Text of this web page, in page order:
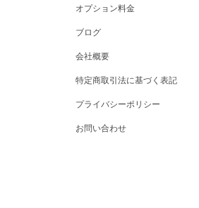
オプション料金
ブログ
会社概要
特定商取引法に基づく表記
プライバシーポリシー
お問い合わせ